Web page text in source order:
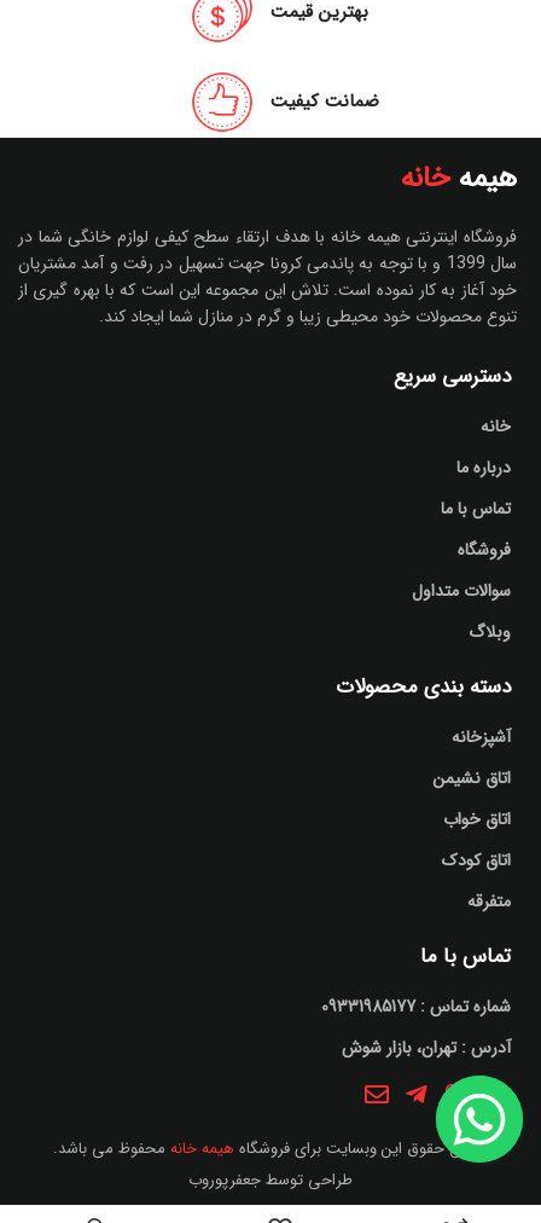
بهترین قیمت
ضمانت کیفیت
هیمه خانه
فروشگاه اینترنتی هیمه خانه با هدف ارتقاء سطح کیفی لوازم خانگی شما در
سال 1399 و با توجه به پاندمی کرونا جهت تسهیل در رفت و آمد مشتریان
خود آغاز به کار نموده است. تلاش این مجموعه این است که با بهره گیری از
تنوع محصولات خود محیطی زیبا و گرم در منازل شما ایجاد کند.
دسترسی سریع
خانه
درباره ما
تماس با ما
فروشگاه
سوالات متداول
وبلاگ
دسته بندی محصولات
آشپزخانه
اتاق نشیمن
اتاق خواب
اتاق کودک
متفرقه
تماس با ما
شماره تماس : 09331985177
آدرس : تهران، بازار شوش
تمامی حقوق این وبسایت برای فروشگاه هیمه خانه محفوظ می باشد.
طراحی توسطجعفرپوروب